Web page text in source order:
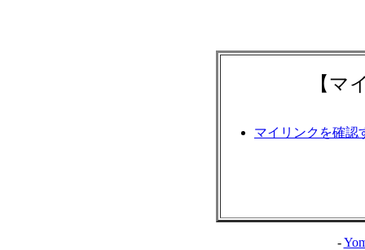
【マ
マイリンクを確認
-